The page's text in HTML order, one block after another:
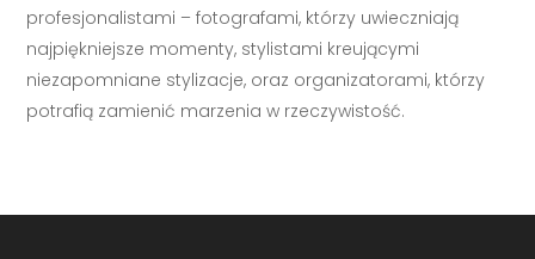
profesjonalistami – fotografami, którzy uwieczniają
najpiękniejsze momenty, stylistami kreującymi
niezapomniane stylizacje, oraz organizatorami, którzy
potrafią zamienić marzenia w rzeczywistość.